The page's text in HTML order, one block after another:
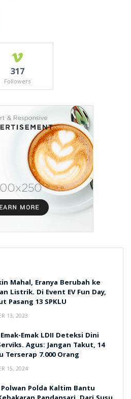
317
Followers
Mahal, Eranya Berubah ke
Listrik. Di Event EV Fun Day,
Pasang 13 SPKLU
13, 2023
Emak LDII Deteksi Dini
Agus: Jangan Takut, 14
Terserap 7.000 Orang
15, 2024
Polwan Polda Kaltim Bantu